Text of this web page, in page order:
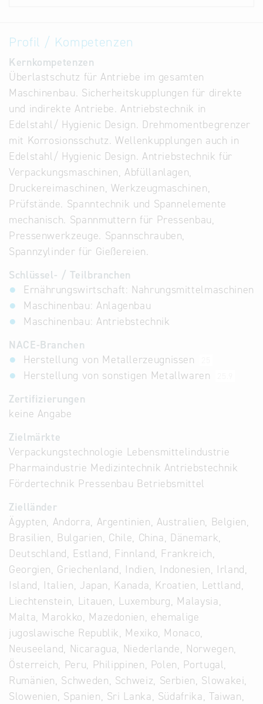
Profil / Kompetenzen
Kernkompetenzen
Überlastschutz für Antriebe im gesamten
Maschinenbau. Sicherheitskupplungen für direkte
und indirekte Antriebe. Antriebstechnik in
Edelstahl/ Hygienic Design. Drehmomentbegrenzer
mit Korrosionsschutz. Wellenkupplungen auch in
Edelstahl/ Hygienic Design. Antriebstechnik für
Verpackungsmaschinen, Abfüllanlagen,
Druckereimaschinen, Werkzeugmaschinen,
Prüfstände. Spanntechnik und Spannelemente
mechanisch. Spannmuttern für Pressenbau,
Pressenwerkzeuge. Spannschrauben,
Spannzylinder für Gießereien.
Schlüssel- / Teilbranchen
Ernährungswirtschaft: Nahrungsmittelmaschinen
Maschinenbau: Anlagenbau
Maschinenbau: Antriebstechnik
NACE-Branchen
Herstellung von Metallerzeugnissen
Herstellung von sonstigen Metallwaren
Zertifizierungen
keine Angabe
Zielmärkte
Verpackungstechnologie Lebensmittelindustrie
Pharmaindustrie Medizintechnik Antriebstechnik
Fördertechnik Pressenbau Betriebsmittel
Zielländer
Ägypten, Andorra, Argentinien, Australien, Belgien,
Brasilien, Bulgarien, Chile, China, Dänemark,
Deutschland, Estland, Finnland, Frankreich,
Georgien, Griechenland, Indien, Indonesien, Irland,
Island, Italien, Japan, Kanada, Kroatien, Lettland,
Liechtenstein, Litauen, Luxemburg, Malaysia,
Malta, Marokko, Mazedonien, ehemalige
jugoslawische Republik, Mexiko, Monaco,
Neuseeland, Nicaragua, Niederlande, Norwegen,
Österreich, Peru, Philippinen, Polen, Portugal,
Rumänien, Schweden, Schweiz, Serbien, Slowakei,
Slowenien, Spanien, Sri Lanka, Südafrika, Taiwan,